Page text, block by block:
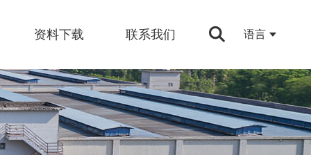
语言
资料下载 联系我们